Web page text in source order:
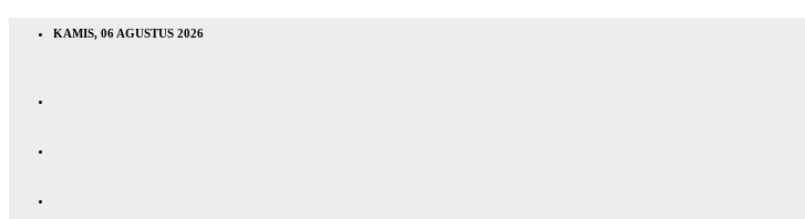
KAMIS, 06 AGUSTUS 2026